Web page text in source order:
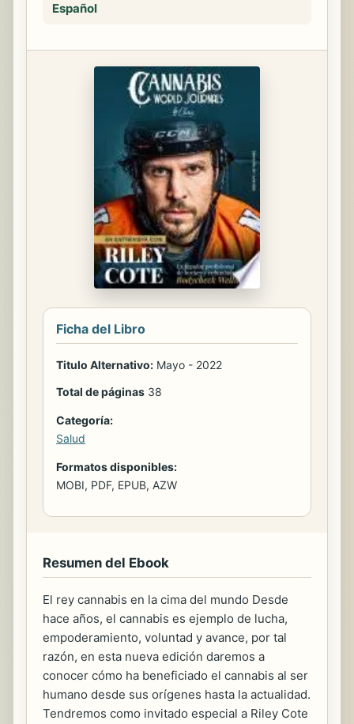
Español
Ficha del Libro
Titulo Alternativo: Mayo - 2022
Total de páginas 38
Categoría:
Salud
Formatos disponibles:
MOBI, PDF, EPUB, AZW
Resumen del Ebook
El rey cannabis en la cima del mundo Desde
hace años, el cannabis es ejemplo de lucha,
empoderamiento, voluntad y avance, por tal
razón, en esta nueva edición daremos a
conocer cómo ha beneficiado el cannabis al ser
humano desde sus orígenes hasta la actualidad.
Tendremos como invitado especial a Riley Cote